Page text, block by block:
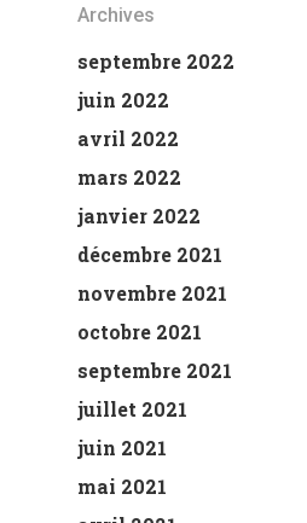
Archives
septembre 2022
juin 2022
avril 2022
mars 2022
janvier 2022
décembre 2021
novembre 2021
octobre 2021
septembre 2021
juillet 2021
juin 2021
mai 2021